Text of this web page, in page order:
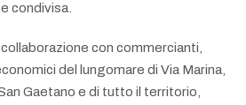
condivisa.
con commercianti,
del lungomare di Via Marina,
Gaetano e di tutto il territorio,